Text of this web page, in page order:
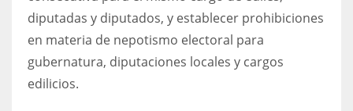
diputadas y diputados, y establecer prohibiciones
en materia de nepotismo electoral para
gubernatura, diputaciones locales y cargos
edilicios.